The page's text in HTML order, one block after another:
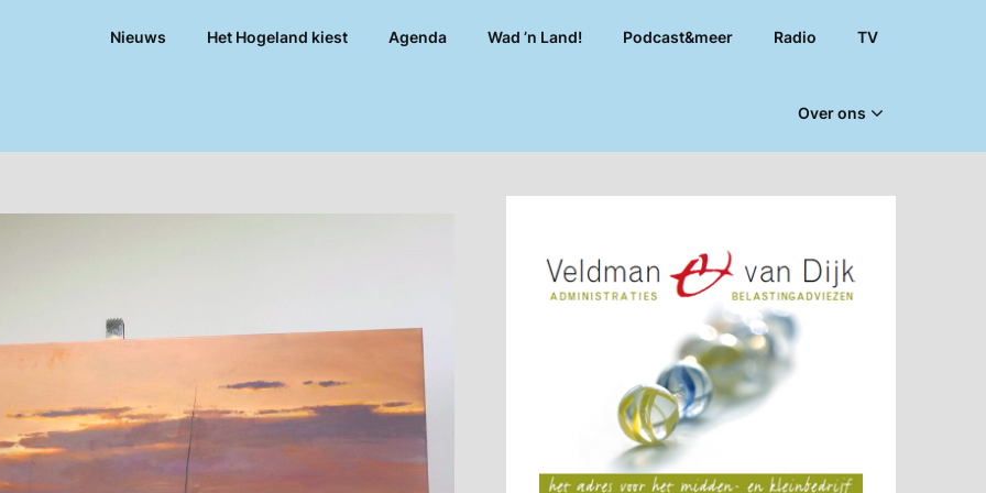
Nieuws Het Hogeland kiest Agenda Wad ’n Land! Podcast&meer Radio TV
Over ons